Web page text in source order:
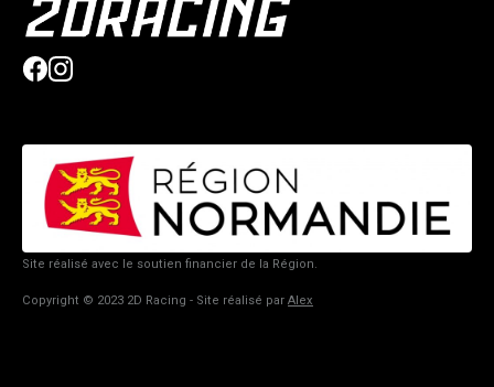
Site réalisé avec le soutien financier de la Région.
Copyright © 2023 2D Racing - Site réalisé par Alex